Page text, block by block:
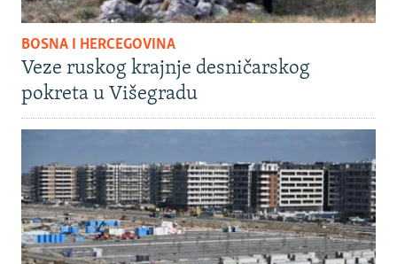
BOSNA I HERCEGOVINA
Veze ruskog krajnje desničarskog
pokreta u Višegradu